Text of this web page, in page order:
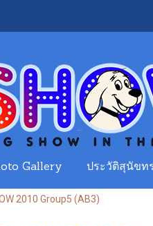
Gallery ประวัติสุนัขท
2010 Group5 (AB3)